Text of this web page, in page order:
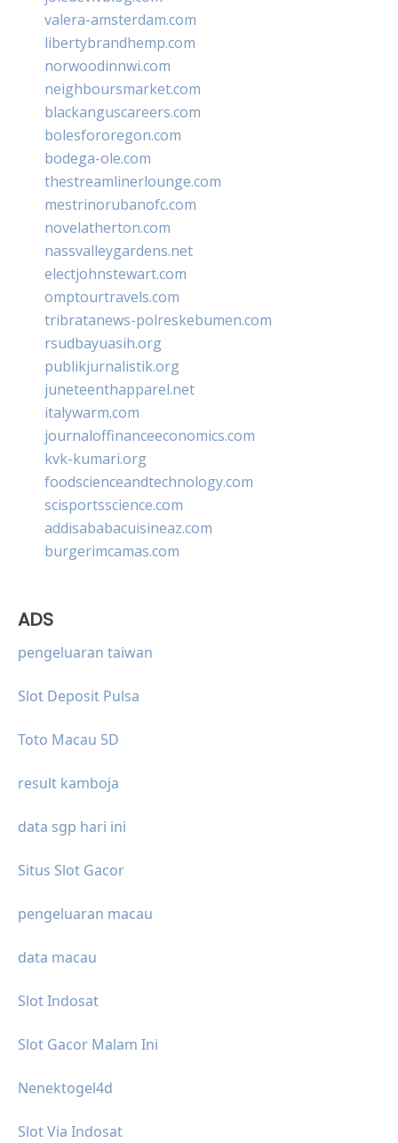
valera-amsterdam.com
libertybrandhemp.com
norwoodinnwi.com
neighboursmarket.com
blackanguscareers.com
bolesfororegon.com
bodega-ole.com
thestreamlinerlounge.com
mestrinorubanofc.com
novelatherton.com
nassvalleygardens.net
electjohnstewart.com
omptourtravels.com
tribratanews-polreskebumen.com
rsudbayuasih.org
publikjurnalistik.org
juneteenthapparel.net
italywarm.com
journaloffinanceeconomics.com
kvk-kumari.org
foodscienceandtechnology.com
scisportsscience.com
addisababacuisineaz.com
burgerimcamas.com
ADS
pengeluaran taiwan
Slot Deposit Pulsa
Toto Macau 5D
result kamboja
data sgp hari ini
Situs Slot Gacor
pengeluaran macau
data macau
Slot Indosat
Slot Gacor Malam Ini
Nenektogel4d
Slot Via Indosat